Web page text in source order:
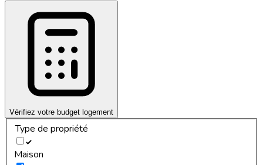
Vérifiez votre budget logement
Type de propriété
Maison